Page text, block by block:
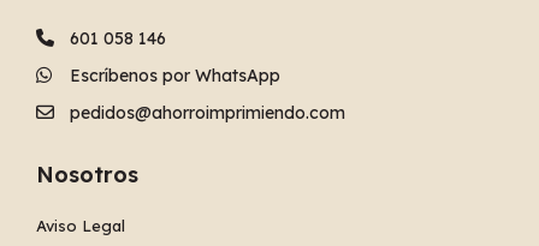
601 058 146
Escríbenos por WhatsApp
pedidos@ahorroimprimiendo.com
Nosotros
Aviso Legal